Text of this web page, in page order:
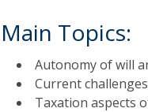
Main Topics:
Autonomy of will
Current
Taxation aspects